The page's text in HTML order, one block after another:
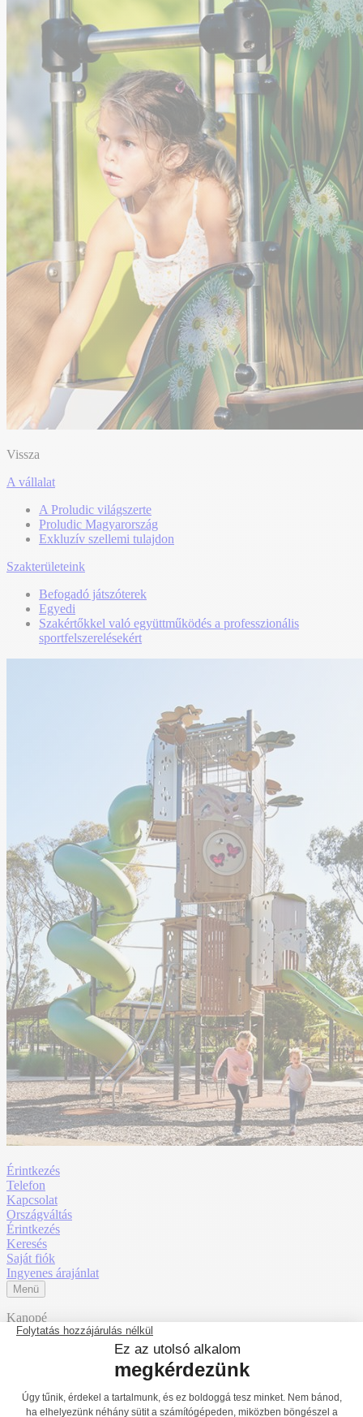
Vissza
A vállalat
A Proludic világszerte
Proludic Magyarország
Exkluzív szellemi tulajdon
Szakterületeink
Befogadó játszóterek
Egyedi
Szakértőkkel való együttműködés a professzionális
sportfelszerelésekért
Érintkezés
Telefon
Kapcsolat
Országváltás
Érintkezés
Keresés
Saját fiók
Ingyenes árajánlat
Menü
Kanopé
Érzékszervi befogadás
Főoldal Termékek Játszóterek Többfunkciós játékok / Több